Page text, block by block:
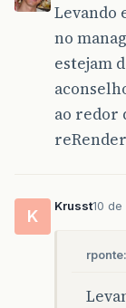
Levando
no
estejam
ao redor
K
Krusst10
rponte: